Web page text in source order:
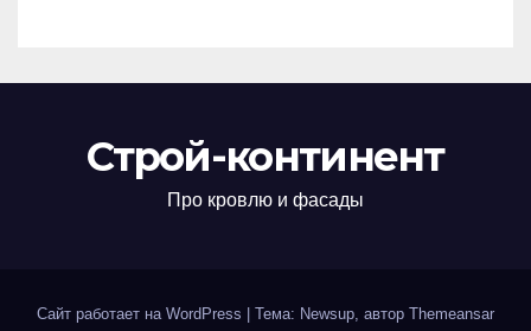
Строй-континент
Про кровлю и фасады
Сайт работает на WordPress | Тема: Newsup, автор Themeansar